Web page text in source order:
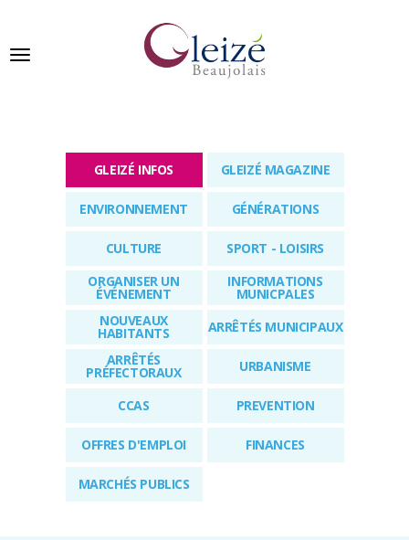
Ville de Gleizé en beaujolais
GLEIZÉ INFOS GLEIZÉ MAGAZINE
ENVIRONNEMENT GÉNÉRATIONS
CULTURE
SPORT - LOISIRS
ORGANISER UN
ÉVÉNEMENT
INFORMATIONS
MUNICPALES
NOUVEAUX
HABITANTS
ARRÊTÉS MUNICIPAUX
ARRÊTÉS
PRÉFECTORAUX URBANISME
CCAS PREVENTION
OFFRES D'EMPLOI FINANCES
MARCHÉS PUBLICS